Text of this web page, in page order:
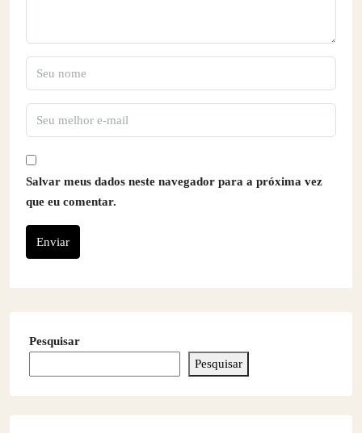
Salvar meus dados neste navegador para a próxima vez
que eu comentar.
Enviar
Pesquisar
Pesquisar